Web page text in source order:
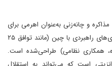
و چانه‌زنی به‌عنوان اهرمی برای
وادار کردن ایران به محدود کردن همکاری‌های راهبردی با چین (مانند توافق ۲۵
همکاری نظامی) طراحی‌شده است.